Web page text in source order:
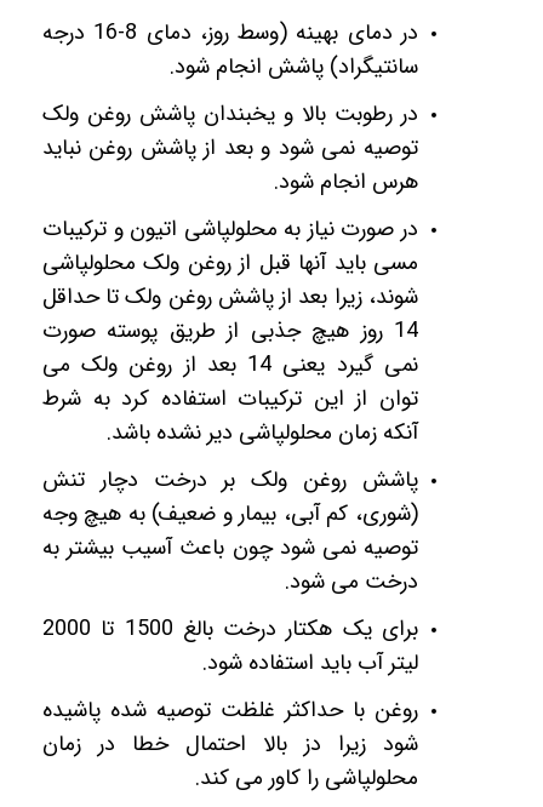
در دمای بهینه (وسط روز، دمای 8-16 درجه
سانتیگراد) پاشش انجام شود.
در رطوبت بالا و یخبندان پاشش روغن ولک
توصیه نمی شود و بعد از پاشش روغن نباید
هرس انجام شود.
در صورت نیاز به محلولپاشی اتیون و ترکیبات
مسی باید آنها قبل از روغن ولک محلولپاشی
شوند، زیرا بعد از پاشش روغن ولک تا حداقل
14 روز هیچ جذبی از طریق پوسته صورت
نمی گیرد یعنی 14 بعد از روغن ولک می
توان از این ترکیبات استفاده کرد به شرط
آنکه زمان محلولپاشی دیر نشده باشد.
پاشش روغن ولک بر درخت دچار تنش
(شوری، کم آبی، بیمار و ضعیف) به هیچ وجه
توصیه نمی شود چون باعث آسیب بیشتر به
درخت می شود.
برای یک هکتار درخت بالغ 1500 تا 2000
لیتر آب باید استفاده شود.
روغن با حداکثر غلظت توصیه شده پاشیده
شود زیرا دز بالا احتمال خطا در زمان
محلولپاشی را کاور می کند.